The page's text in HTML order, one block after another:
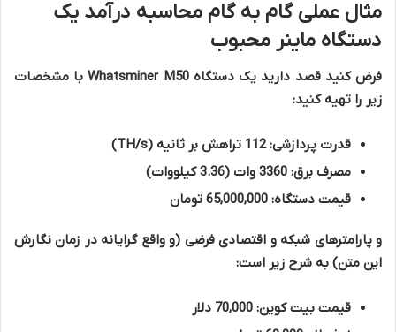
مثال عملی گام به گام محاسبه درآمد یک
دستگاه ماینر محبوب
فرض کنید قصد دارید یک دستگاه Whatsminer M50 با مشخصات
زیر را تهیه کنید:
قدرت پردازشی:112 تراهش بر ثانیه (TH/s)
مصرف برق:
قیمت دستگاه:
و پارامترهای شبکه و اقتصادی فرضی (و واقع گرایانه در زمان نگارش
این متن) به شرح زیر است:
قیمت بیت کوین: